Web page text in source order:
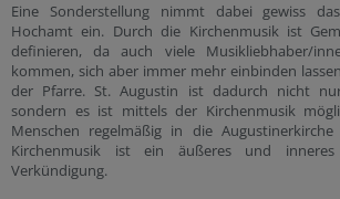
Eine Sonderstellung nimmt dabei gewiss
Hochamt ein. Durch die Kirchenmusik ist
definieren, da auch viele Musikliebhaber/
kommen, sich aber immer mehr einbinden
der Pfarre. St. Augustin ist dadurch nicht
sondern es ist mittels der Kirchenmusik
Menschen regelmäßig in die
Kirchenmusik ist ein äußeres und
Verkündigung.